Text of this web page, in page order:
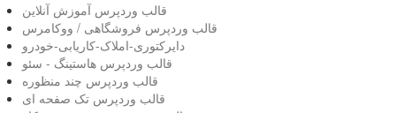
قالب وردپرس آموزش آنلاین
قالب وردپرس فروشگاهی / ووکامرس
دایرکتوری-املاک-کاریابی-خودرو
قالب وردپرس هاستینگ - سئو
قالب وردپرس چند منظوره
قالب وردپرس تک صفحه ای